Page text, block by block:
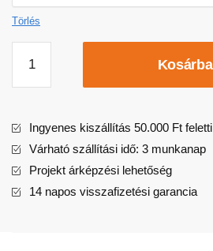
Törlés
Ingyenes kiszállítás 50.000 Ft
Várható szállítási idő: 3 munkanap
Projekt árképzési lehetőség
14 napos visszafizetési garancia